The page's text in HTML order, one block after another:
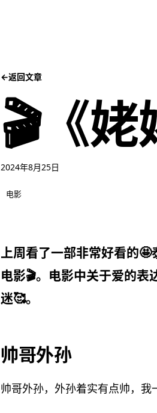
←返回文章
🎬《姥
2024年8月25日
电影
上周看了一部非常好看的
电影🎬。电影中关于爱的
迷🥰。
帅哥外孙
帅哥外孙，外孙着实有点帅，我